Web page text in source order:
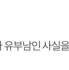
부남인 사